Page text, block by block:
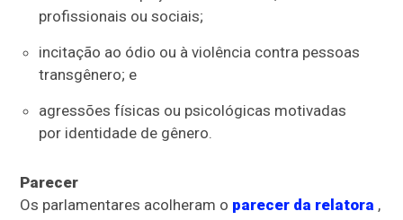
profissionais ou sociais;
incitação ao ódio ou à violência contra pessoas
transgênero; e
agressões físicas ou psicológicas motivadas
por identidade de gênero.
Parecer
Os parlamentares acolheram o parecer da relatora ,